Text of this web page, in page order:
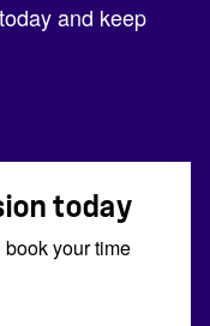
and keep
today
your time